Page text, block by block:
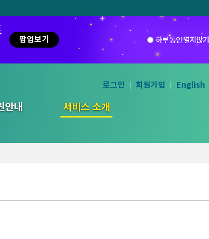
팝업보기 하루 동안 열지않기
안내 서비스 소개
합검색
로그인 회원가입 English